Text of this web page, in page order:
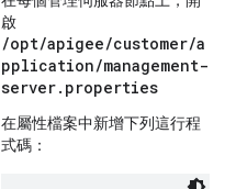
啟
/opt/apigee/customer/a
pplication/management-
server.properties
在屬性檔案中新增下列這行程
式碼：